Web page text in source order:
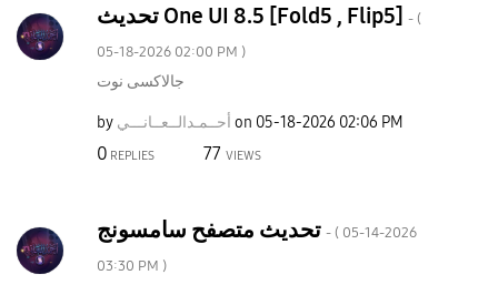
تحديث One UI 8.5 [Fold5 , Flip5] - (
‎05-18-2026 02:00 PM )
جالاكسى نوت
by أحــمـدالــعــانـــي on ‎05-18-2026 02:06 PM
0 REPLIES 77 VIEWS
تحديث متصفح سامسونج - ( ‎05-14-2026
03:30 PM )